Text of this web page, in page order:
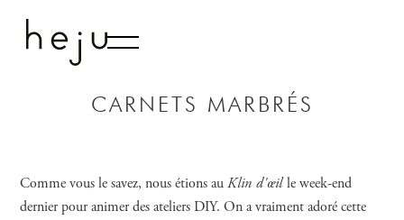
CARNETS MARBRÉS
Comme vous le savez, nous étions auKlin d'œille week-end
dernier pour animer des ateliers DIY. On a vraiment adoré cette